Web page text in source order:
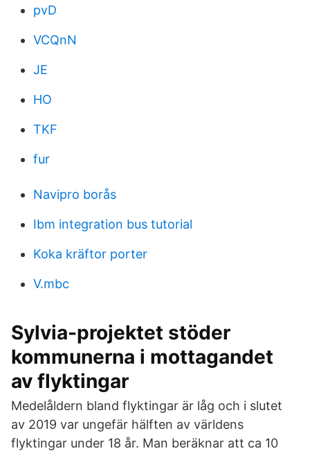
pvD
VCQnN
JE
HO
TKF
fur
Navipro borås
Ibm integration bus tutorial
Koka kräftor porter
V.mbc
Sylvia-projektet stöder
kommunerna i mottagandet
av flyktingar
Medelåldern bland flyktingar är låg och i slutet
av 2019 var ungefär hälften av världens
flyktingar under 18 år. Man beräknar att ca 10